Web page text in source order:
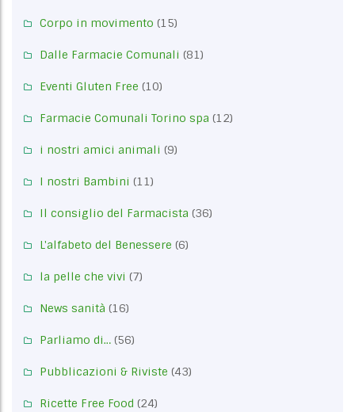
Corpo in movimento (15)
Dalle Farmacie Comunali (81)
Eventi Gluten Free (10)
Farmacie Comunali Torino spa (12)
i nostri amici animali (9)
I nostri Bambini (11)
Il consiglio del Farmacista (36)
L'alfabeto del Benessere (6)
la pelle che vivi (7)
News sanità (16)
Parliamo di… (56)
Pubblicazioni & Riviste (43)
Ricette Free Food (24)